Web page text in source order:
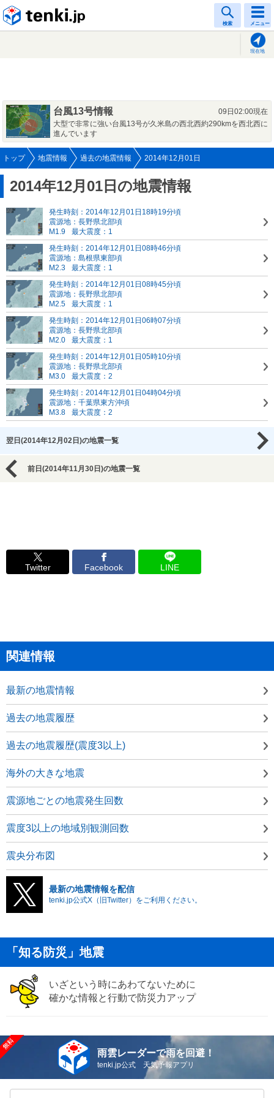
検索 メニュー
現在地
台風13号情報
09日02:00現在
大型で非常に強い台風13号が久米島の西北西約290kmを西北西に
進んでいます
トップ 地震情報 過去の地震情報 2014年12月01日
2014年12月01日の地震情報
発生時刻：2014年12月01日18時19分頃
震源地：長野県北部頃
M1.9
最大震度：1
発生時刻：2014年12月01日08時46分頃
震源地：島根県東部頃
M2.3
最大震度：1
発生時刻：2014年12月01日08時45分頃
震源地：長野県北部頃
M2.5
最大震度：1
発生時刻：2014年12月01日06時07分頃
震源地：長野県北部頃
M2.0
最大震度：1
発生時刻：2014年12月01日05時10分頃
震源地：長野県北部頃
M3.0
最大震度：2
発生時刻：2014年12月01日04時04分頃
震源地：千葉県東方沖頃
M3.8
最大震度：2
翌日(2014年12月02日)の地震一覧
前日(2014年11月30日)の地震一覧
Twitter Facebook LINE
関連情報
最新の地震情報
過去の地震履歴
過去の地震履歴(震度3以上)
海外の大きな地震
震源地ごとの地震発生回数
震度3以上の地域別観測回数
震央分布図
最新の地震情報を配信
tenki.jp公式X（旧Twitter）をご利用ください。
「知る防災」地震
いざという時にあわてないために
確かな情報と行動で防災力アップ
雨雲レーダーで雨を回避！
tenki.jp公式 天気予報アプリ